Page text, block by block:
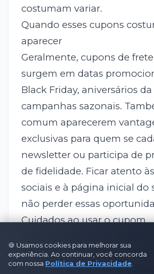
costumam variar.
Quando esses cupons
aparecer
Geralmente, cupons de
surgem em datas
Black Friday, aniversários
campanhas sazonais.
comum aparecerem
exclusivas para quem se
newsletter ou participa de
de fidelidade. Ficar atento
sociais e à página inicial do
não perder essas
Cuidados ao usar o cupom
Antes de finalizar a
código foi aplicado
carrinho. Leia as condições
🍪 Usamos cookies para melhorar sua
experiência. Ao continuar, você concorda
com nossa Política de Privacidade